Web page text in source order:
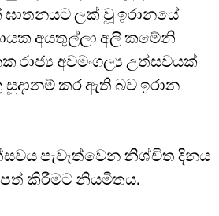
ඝාතනයට ලක් වූ ඉරානයේ
අයතුල්ලා අලි කමේනි
රාජ්‍ය අවමංගල්‍ය උත්සවයක්
සූදානම් කර ඇති බව ඉරාන
පැවැත්වෙන නිශ්චිත දිනය
පත් කිරීමට නියමිතය.